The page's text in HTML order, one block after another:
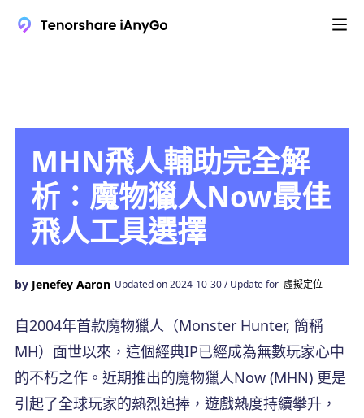
MHN飛人輔助完全解
析：魔物獵人Now最佳
飛人工具選擇
by Jenefey Aaron Updated on 2024-10-30 / Update for 虛擬定位
自2004年首款魔物獵人（Monster Hunter, 簡稱
MH）面世以來，這個經典IP已經成為無數玩家心中
的不朽之作。近期推出的魔物獵人Now (MHN) 更是
引起了全球玩家的熱烈追捧，遊戲熱度持續攀升，